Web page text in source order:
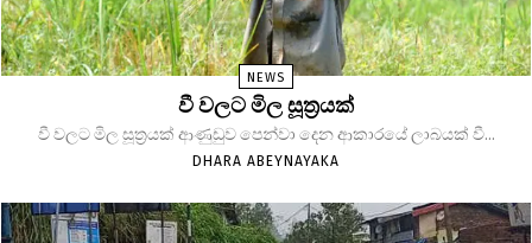
NEWS
වී වලට මිල සූත්‍රයක්
වී වලට මිල සූත්‍රයක් ආණුඩුව පෙන්වා දෙන ආකාරයේ ලාබයක් වී...
DHARA ABEYNAYAKA